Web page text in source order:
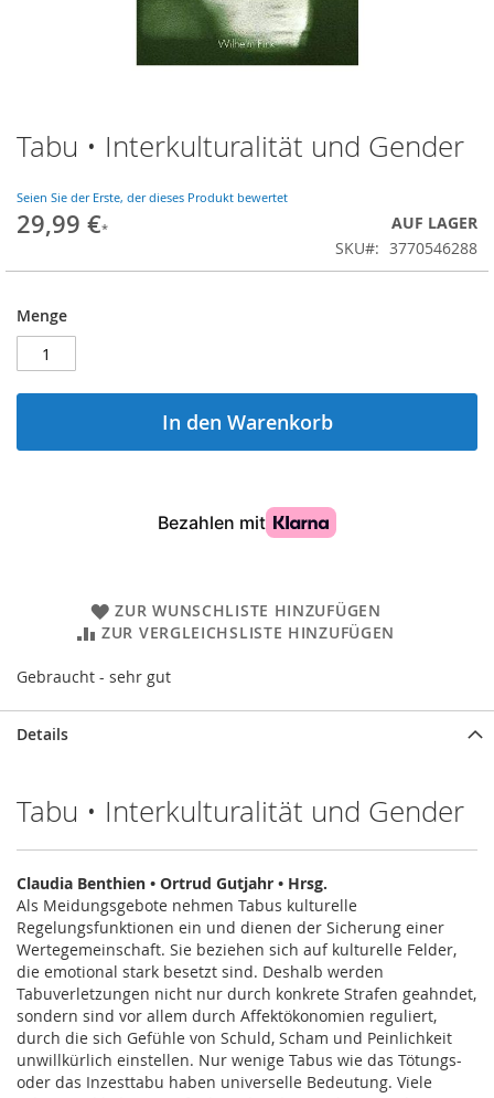
Zum
Anfang
Bildgalerie
springen
Tabu • Interkulturalität und Gender
Seien Sie der Erste, der dieses Produkt bewertet
29,99 €
AUF LAGER
SKU
3770546288
Menge
In den Warenkorb
ZUR WUNSCHLISTE HINZUFÜGEN
ZUR VERGLEICHSLISTE HINZUFÜGEN
Gebraucht - sehr gut
Details
Tabu • Interkulturalität und Gender
Claudia Benthien • Ortrud Gutjahr • Hrsg.
Als Meidungsgebote nehmen Tabus kulturelle
Regelungsfunktionen ein und dienen der Sicherung einer
Wertegemeinschaft. Sie beziehen sich auf kulturelle Felder,
die emotional stark besetzt sind. Deshalb werden
Tabuverletzungen nicht nur durch konkrete Strafen geahndet,
sondern sind vor allem durch Affektökonomien reguliert,
durch die sich Gefühle von Schuld, Scham und Peinlichkeit
unwillkürlich einstellen. Nur wenige Tabus wie das Tötungs-
oder das Inzesttabu haben universelle Bedeutung. Viele